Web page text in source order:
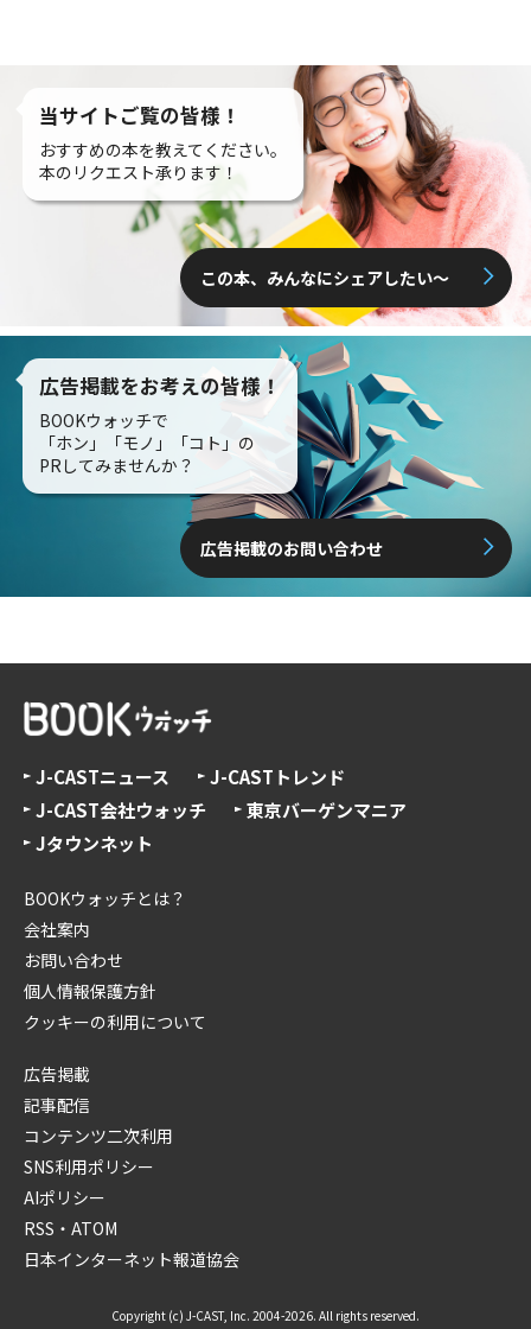
当サイトご覧の皆様！
おすすめの本を教えてください。
本のリクエスト承ります！
この本、みんなにシェアしたい〜
広告掲載をお考えの皆様！
BOOKウォッチで
「ホン」「モノ」「コト」の
PRしてみませんか？
広告掲載のお問い合わせ
J-CASTニュース
J-CASTトレンド
J-CAST会社ウォッチ
東京バーゲンマニア
Jタウンネット
BOOKウォッチとは？
会社案内
お問い合わせ
個人情報保護方針
クッキーの利用について
広告掲載
記事配信
コンテンツ二次利用
SNS利用ポリシー
AIポリシー
RSS・ATOM
日本インターネット報道協会
Copyright (c) J-CAST, Inc. 2004-2026. All rights reserved.